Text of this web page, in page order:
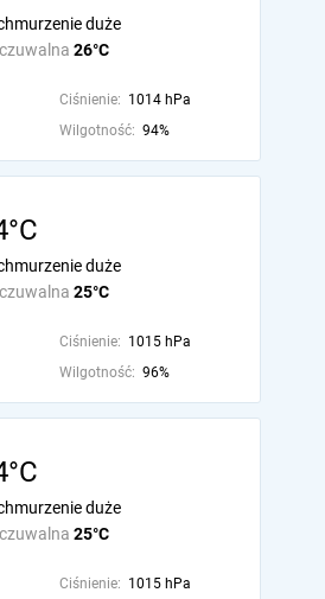
26°C
duże
Ciśnienie: 1014 hPa
Wilgotność: 94%
25°C
duże
Ciśnienie: 1015 hPa
Wilgotność: 96%
25°C
duże
Ciśnienie: 1015 hPa